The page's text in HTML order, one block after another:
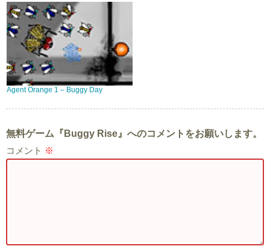
Agent Orange 1 – Buggy Day
無料ゲーム『Buggy Rise』へのコメントをお願いします。
コメント ※